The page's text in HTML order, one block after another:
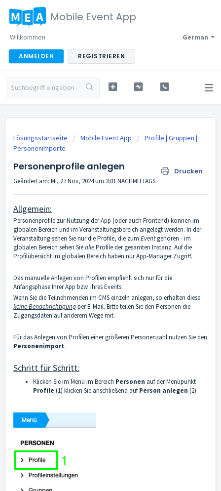
Mobile Event App
German
Willkommen
ANMELDEN REGISTRIEREN
Lösungsstartseite Mobile Event App
Profile | Gruppen |
Personenimporte
Personenprofile anlegen Drucken
Geändert am: Mi, 27 Nov, 2024 um 3:01 NACHMITTAGS
Allgemein:
Personenprofile zur Nutzung der App (oder auch Frontend) können im
globalen Bereich und im Veranstaltungsbereich angelegt werden. In der
Veranstaltung sehen Sie nur die Profile, die zum Eventgehören - im
globalen Bereich sehen SiealleProfile der gesamten Instanz. Auf die
Profilübersicht im globalen Bereich haben nur App-Manager Zugriff.
Das manuelle Anlegen von Profilen empfiehlt sich nur für die
Anfangsphase Ihrer App bzw. Ihres Events.
Wenn Sie die Teilnehmenden im CMS einzeln anlegen, so erhalten diese
keine Benachrichtigungper E-Mail. Bitte teilen Sie den Personen die
Zugangsdaten auf anderem Wege mit.
Für das Anlegen von Profilen einer größeren Personenzahl nutzen Sie den
Personenimport.
Schritt für Schritt:
Klicken Sie im Menü im Bereich Personen auf der Menüpunkt
Profile (1) klicken Sie anschließend aufPerson anlegen (2)